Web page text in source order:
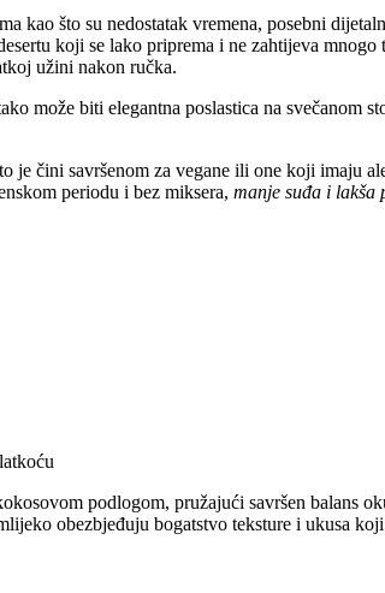
kao što su nedostatak vremena, posebni
koji se lako priprema i ne zahtijeva
užini nakon ručka.
može biti elegantna poslastica na
je čini savršenom za vegane ili one koji imaju
periodu i bez miksera, manje suđa i lakša
podlogom, pružajući savršen balans
obezbjeđuju bogatstvo teksture i ukusa